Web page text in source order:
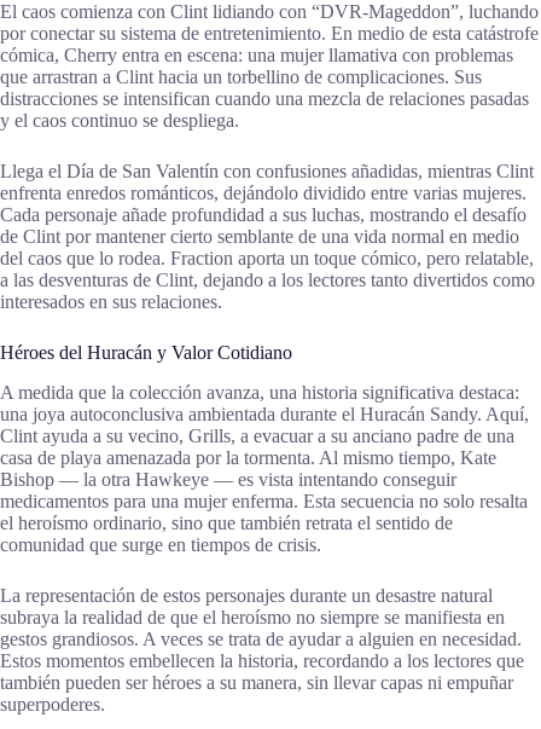
El caos comienza con Clint lidiando con “DVR-Mageddon”, luchando
por conectar su sistema de entretenimiento. En medio de esta catástrofe
cómica, Cherry entra en escena: una mujer llamativa con problemas
que arrastran a Clint hacia un torbellino de complicaciones. Sus
distracciones se intensifican cuando una mezcla de relaciones pasadas
y el caos continuo se despliega.
Llega el Día de San Valentín con confusiones añadidas, mientras Clint
enfrenta enredos románticos, dejándolo dividido entre varias mujeres.
Cada personaje añade profundidad a sus luchas, mostrando el desafío
de Clint por mantener cierto semblante de una vida normal en medio
del caos que lo rodea. Fraction aporta un toque cómico, pero relatable,
a las desventuras de Clint, dejando a los lectores tanto divertidos como
interesados en sus relaciones.
Héroes del Huracán y Valor Cotidiano
A medida que la colección avanza, una historia significativa destaca:
una joya autoconclusiva ambientada durante el Huracán Sandy. Aquí,
Clint ayuda a su vecino, Grills, a evacuar a su anciano padre de una
casa de playa amenazada por la tormenta. Al mismo tiempo, Kate
Bishop — la otra Hawkeye — es vista intentando conseguir
medicamentos para una mujer enferma. Esta secuencia no solo resalta
el heroísmo ordinario, sino que también retrata el sentido de
comunidad que surge en tiempos de crisis.
La representación de estos personajes durante un desastre natural
subraya la realidad de que el heroísmo no siempre se manifiesta en
gestos grandiosos. A veces se trata de ayudar a alguien en necesidad.
Estos momentos embellecen la historia, recordando a los lectores que
también pueden ser héroes a su manera, sin llevar capas ni empuñar
superpoderes.